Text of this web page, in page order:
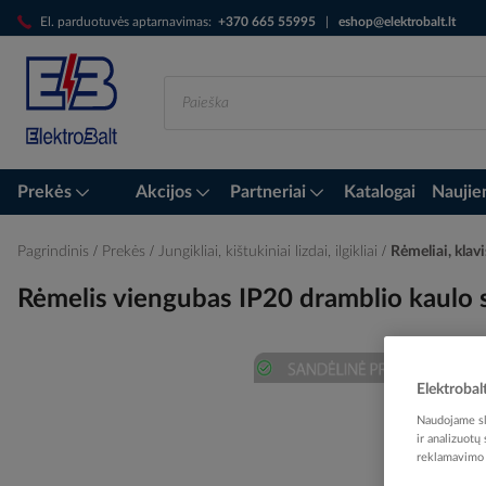
El. parduotuvės aptarnavimas: +370 665 55995 eshop@elektrobalt.lt
Skip
to
Content
Prekės Akcijos Partneriai Katalogai
Pagrindinis Prekės Jungikliai, kištukiniai lizdai, ilgikliai Rėmeliai,
Rėmelis viengubas IP20 dramblio kaulo
Naudojame
ir analizuotų
reklamavimo